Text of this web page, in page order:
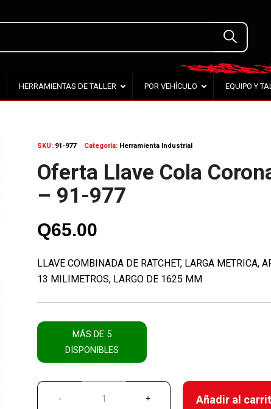
HERRAMIENTAS DE TALLER POR VEHÍCULO EQUIPO Y
SKU: 91-977 Categoría: Herramienta Industrial
Oferta Llave Cola
– 91-977
Q65.00
LLAVE COMBINADA DE RATCHET, LARGA METRICA,
13 MILIMETROS, LARGO DE 1625 MM
MÁS DE 5
DISPONIBLES
Añadir al